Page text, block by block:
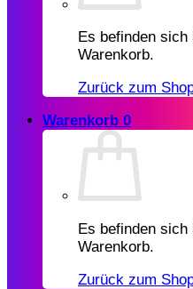
Es befinden
Warenkorb.
Zurück zum
Warenkorb 0
Es befinden sich
Warenkorb.
Zurück zum